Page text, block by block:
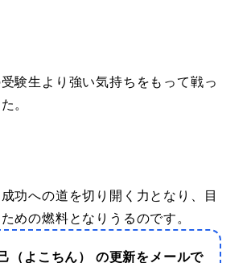
験生より強い気持ちをもって戦っ
。
功への道を切り開く力となり、目
めの燃料となりうるのです。
（よこちん） の更新をメールで